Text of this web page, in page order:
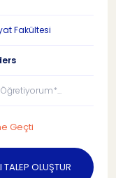
Fakültesi
Geçti
TALEP OLUŞTUR